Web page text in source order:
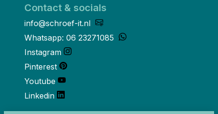
Contact & socials
info@schroef-it.nl
Whatsapp: 06 23271085
Instagram
Pinterest
Youtube
Linkedin